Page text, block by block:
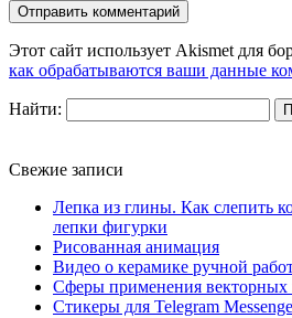
Этот сайт использует Akismet для
как обрабатываются ваши данные
Найти:
Свежие записи
Лепка из глины. Как слепить
лепки фигурки
Рисованная анимация
Видео о керамике ручной
Сферы применения векторных
Стикеры для Telegram